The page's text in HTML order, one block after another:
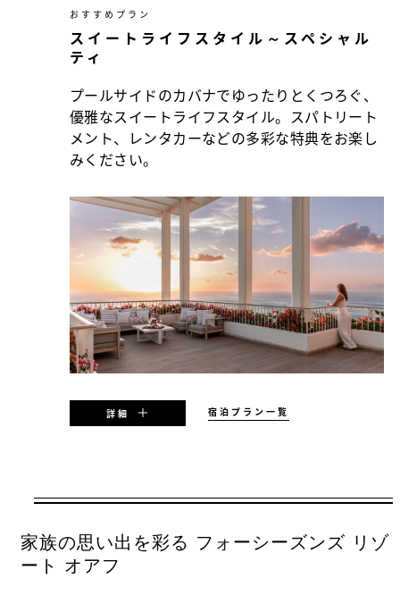
おすすめプラン
スイートライフスタイル～スペシャル
ティ
プールサイドのカバナでゆったりとくつろぐ、
優雅なスイートライフスタイル。スパトリート
メント、レンタカーなどの多彩な特典をお楽し
みください。
詳細 宿泊プラン一覧
期間中の指定日に有効
ご予約時の状況によりご利用いただけない場
家族の思い出を彩る フォーシーズンズ リゾ
ート オアフ